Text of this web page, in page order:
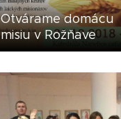
Otvárame domácu
misiu v Rožňave